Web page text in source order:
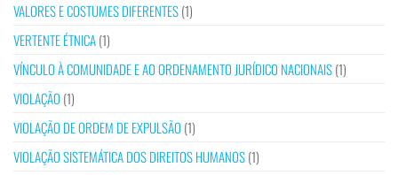
VALORES E COSTUMES DIFERENTES(1)
VERTENTE ÉTNICA(1)
VÍNCULO À COMUNIDADE E AO ORDENAMENTO JURÍDICO NACIONAIS(1)
VIOLAÇÃO (1)
VIOLAÇÃO DE ORDEM DE EXPULSÃO (1)
VIOLAÇÃO SISTEMÁTICA DOS DIREITOS HUMANOS(1)